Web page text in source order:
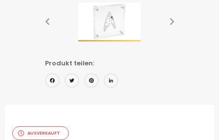
Produkt teilen:
Facebook
TwitterPinterest
AUSVERKAUFT